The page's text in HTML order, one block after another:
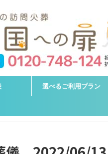
選べるご利用プラン